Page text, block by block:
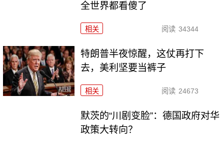
全世界都看傻了
相关 阅读 34344
特朗普半夜惊醒，这仗再打下
去，美利坚要当裤子
相关 阅读 24673
默茨的“川剧变脸”：德国政府对华
政策大转向？